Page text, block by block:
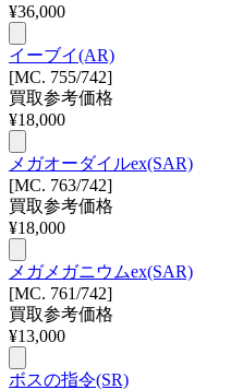
¥36,000
イーブイ(AR)
[MC. 755/742]
買取参考価格
¥18,000
メガオーダイルex(SAR)
[MC. 763/742]
買取参考価格
¥18,000
メガメガニウムex(SAR)
[MC. 761/742]
買取参考価格
¥13,000
ボスの指令(SR)